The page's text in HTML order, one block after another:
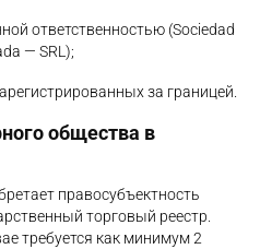
ответственностью (Sociedad
— SRL);
за границей.
общества в
правосубъектность
торговый реестр.
требуется как минимум 2